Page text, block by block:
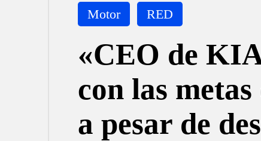
Publicada
en
Motor RED
«CEO de
con las
a pesar de